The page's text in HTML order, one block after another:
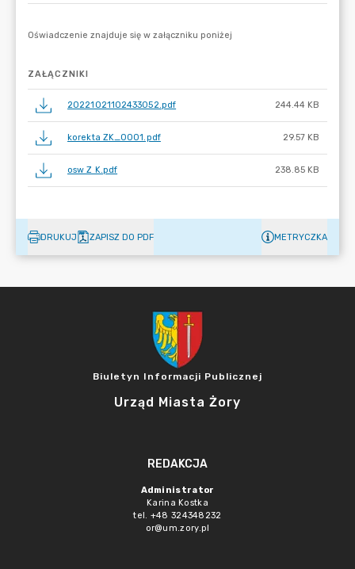
ZAŁĄCZNIKI
20221021102433052.pdf 244.44 KB
korekta ZK_0001.pdf 29.57 KB
osw Z K.pdf 238.85 KB
DRUKUJ ZAPISZ DO PDF METRYCZKA
Biuletyn Informacji Publicznej
Urząd Miasta Żory
REDAKCJA
Administrator
Karina Kostka
tel. +48 324348232
or@um.zory.pl